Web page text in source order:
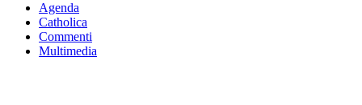
Agenda
Catholica
Commenti
Multimedia